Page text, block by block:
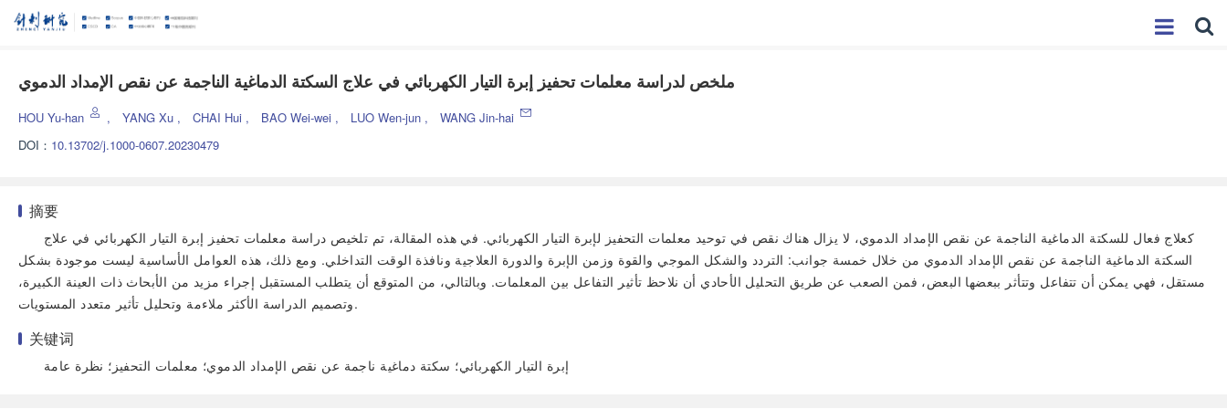
ملخص لدراسة معلمات تحفيز إبرة التيار الكهربائي في علاج السكتة الدماغية الناجمة عن نقص الإمداد الدموي
HOU Yu-han , YANG Xu , CHAI Hui , BAO Wei-wei , LUO Wen-jun ,
WANG Jin-hai
DOI： 10.13702/j.1000-0607.20230479
摘要
كعلاج فعال للسكتة الدماغية الناجمة عن نقص الإمداد الدموي، لا يزال هناك نقص في توحيد معلمات التحفيز لإبرة التيار الكهربائي. في هذه المقالة، تم تلخيص دراسة معلمات تحفيز إبرة التيار الكهربائي في علاج
السكتة الدماغية الناجمة عن نقص الإمداد الدموي من خلال خمسة جوانب: التردد والشكل الموجي والقوة وزمن الإبرة والدورة العلاجية ونافذة الوقت التداخلي. ومع ذلك، هذه العوامل الأساسية ليست موجودة بشكل
مستقل، فهي يمكن أن تتفاعل وتتأثر ببعضها البعض، فمن الصعب عن طريق التحليل الأحادي أن نلاحظ تأثير التفاعل بين المعلمات. وبالتالي، من المتوقع أن يتطلب المستقبل إجراء مزيد من الأبحاث ذات العينة الكبيرة،
وتصميم الدراسة الأكثر ملاءمة وتحليل تأثير متعدد المستويات.
关键词
إبرة التيار الكهربائي؛ سكتة دماغية ناجمة عن نقص الإمداد الدموي؛ معلمات التحفيز؛ نظرة عامة